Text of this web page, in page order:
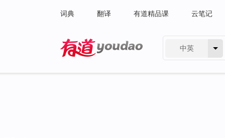
词典 翻译 有道精品课 云笔记
中英